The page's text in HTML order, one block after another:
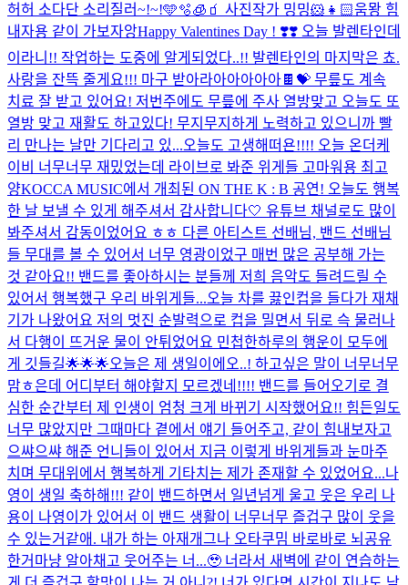
허허 소다단 소리질러~!~!🩵🫧🧊🧃 사진작가 밍밍🐹👧🏻움뫙 힘
내자용 같이 가보자앙Happy Valentines Day ! ❣️❣️ 오늘 발렌타인데
이라니!! 작업하는 도중에 알게되었다..!! 발렌타인의 마지막은 쵸.
사랑을 잔뜩 줄게요!!! 마구 받아라아아아아아🍫💝 무릎도 계속
치료 잘 받고 있어요! 저번주에도 무릎에 주사 열방맞고 오늘도 또
열방 맞고 재활도 하고있다! 무지무지하게 노력하고 있으니까 빨
리 만나는 날만 기다리고 있...오늘도 고생해떠욘!!!! 오늘 온더케
이비 너무너무 재밌었는데 라이브로 봐준 위게들 고마워용 최고
양KOCCA MUSIC에서 개최된 ON THE K : B 공연! 오늘도 행복
한 날 보낼 수 있게 해주셔서 감사합니다🤍 유튜브 채널로도 많이
봐주셔서 감동이었어요 ㅎㅎ 다른 아티스트 선배님, 밴드 선배님
들 무대를 볼 수 있어서 너무 영광이었구 매번 많은 공부해 가는
것 같아요!! 밴드를 좋아하시는 분들께 저희 음악도 들려드릴 수
있어서 행복했구 우리 바위게들...오늘 차를 끓인컵을 들다가 재채
기가 나왔어요 저의 멋진 순발력으로 컵을 밀면서 뒤로 슥 물러나
서 다행이 뜨거운 물이 안튀었어요 민첩한하루의 행운이 모두에
게 깃들길🌟🌟🌟오늘은 제 생일이에오..! 하고싶은 말이 너무너무
맘ㅎ은데 어디부터 해야할지 모르겠네!!!! 밴드를 들어오기로 결
심한 순간부터 제 인생이 엄청 크게 바뀌기 시작했어요!! 힘든일도
너무 많았지만 그때마다 곁에서 얘기 들어주고, 같이 힘내보자고
으쌰으쌰 해준 언니들이 있어서 지금 이렇게 바위게들과 눈마주
치며 무대위에서 행복하게 기타치는 제가 존재할 수 있었어요...나
영이 생일 축하해!!! 같이 밴드하면서 일년넘게 울고 웃은 우리 나
용이 나영이가 있어서 이 밴드 생활이 너무너무 즐겁구 많이 웃을
수 있는거같애. 내가 하는 아재개그나 오타쿠밈 바로바로 뇌공유
한거마냥 알아채고 웃어주는 너...🥹 너라서 새벽에 같이 연습하는